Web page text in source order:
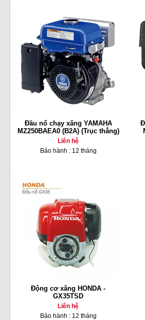
Đầu nổ chạy xăng YAMAHA
MZ250BAEA0 (B2A) (Trục thẳng)
Liên hệ
Bảo hành : 12 tháng
Động cơ xăng HONDA -
GX35TSD
Liên hệ
Bảo hành : 12 tháng